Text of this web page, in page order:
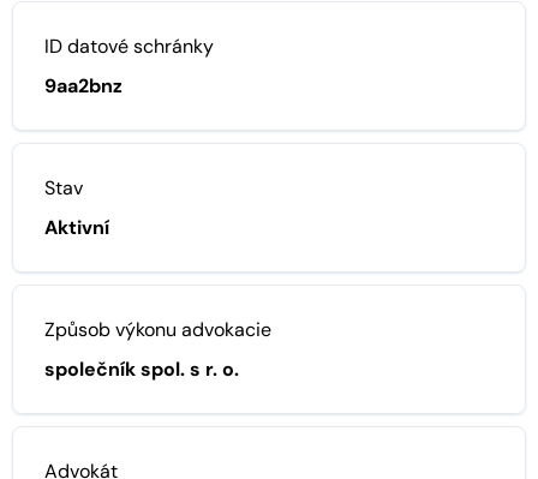
ID datové schránky
9aa2bnz
Stav
Aktivní
Způsob výkonu advokacie
společník spol. s r. o.
Advokát